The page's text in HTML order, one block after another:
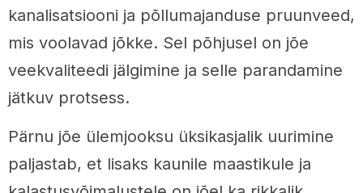
kanalisatsiooni ja põllumajanduse pruunveed,
mis voolavad jõkke. Sel põhjusel on jõe
veekvaliteedi jälgimine ja selle parandamine
jätkuv protsess.
Pärnu jõe ülemjooksu üksikasjalik uurimine
paljastab, et lisaks kaunile maastikule ja